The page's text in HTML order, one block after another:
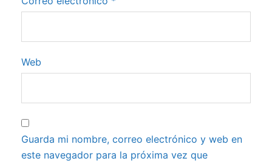
Web
Guarda mi nombre, correo electrónico y web en
este navegador para la próxima vez que